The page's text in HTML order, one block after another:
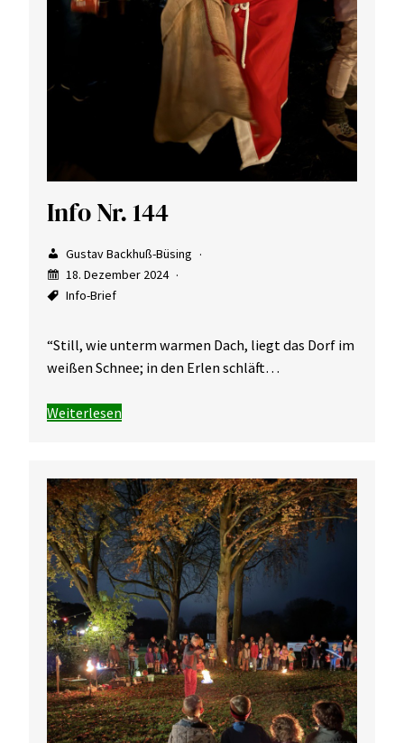
Info Nr. 144
Gustav Backhuß-Büsing
18. Dezember 2024
Info-Brief
“Still, wie unterm warmen Dach, liegt das Dorf im
weißen Schnee; in den Erlen schläft…
Weiterlesen